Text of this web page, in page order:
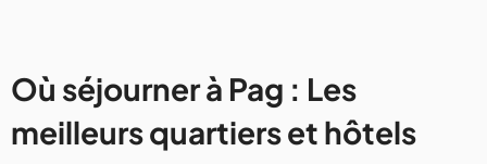
Où séjourner à Pag : Les
meilleurs quartiers et hôtels